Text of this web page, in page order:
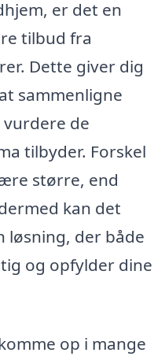
er det en
tilbud fra
Dette giver dig
sammenligne
de
tilbyder. Forskel
større, end
kan det
der både
og opfylder dine
op i mange